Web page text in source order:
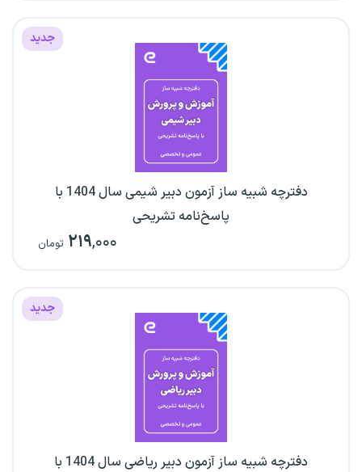
جدید
دفترچه شبیه ساز آزمون دبیر شیمی سال 1404 با
پاسخ‌نامه تشریحی
۲۱۹,۰۰۰ تومان
جدید
دفترچه شبیه ساز آزمون دبیر ریاضی سال 1404 با